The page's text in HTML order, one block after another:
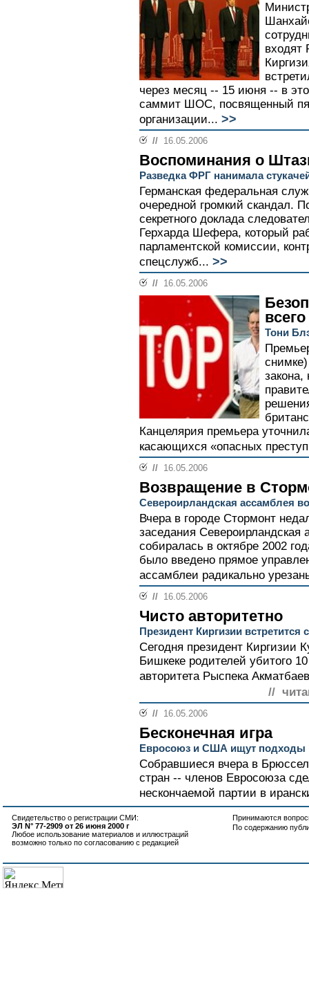
входят
через месяц -- 15 июня -- в
саммит ШОС, посвященный
организации... >>
// 16.05.2006
Воспоминания о
Разведка ФРГ нанимала
Германская федеральная
очередной громкий скандал.
секретного доклада
Герхарда Шефера, который
парламентской комиссии,
спецслужб... >>
// 16.05.2006
всего
Тони
снимке)
Канцелярия премьера
касающихся «опасных
// 16.05.2006
Возвращение в
Североирландская ассамблея
Вчера в городе Стормонт
заседания
собиралась в октябре 2002
было введено прямое
ассамблеи радикально
// 16.05.2006
Чисто авторитетно
Президент Киргизии
Сегодня президент Киргизии
Бишкеке родителей убитого
авторитета Рыспека
//
// 16.05.2006
Бесконечная игра
Евросоюз и США ищут подходы
Собравшиеся вчера в
стран -- членов Евросоюза
нескончаемой партии в
Свидетельство о регистрации СМИ:
ЭЛ N° 77-2909 от 26 июня 2000 г
Любое использование материалов и иллюстраций
возможно только по согласованию с редакцией
Принимаются
По содержанию